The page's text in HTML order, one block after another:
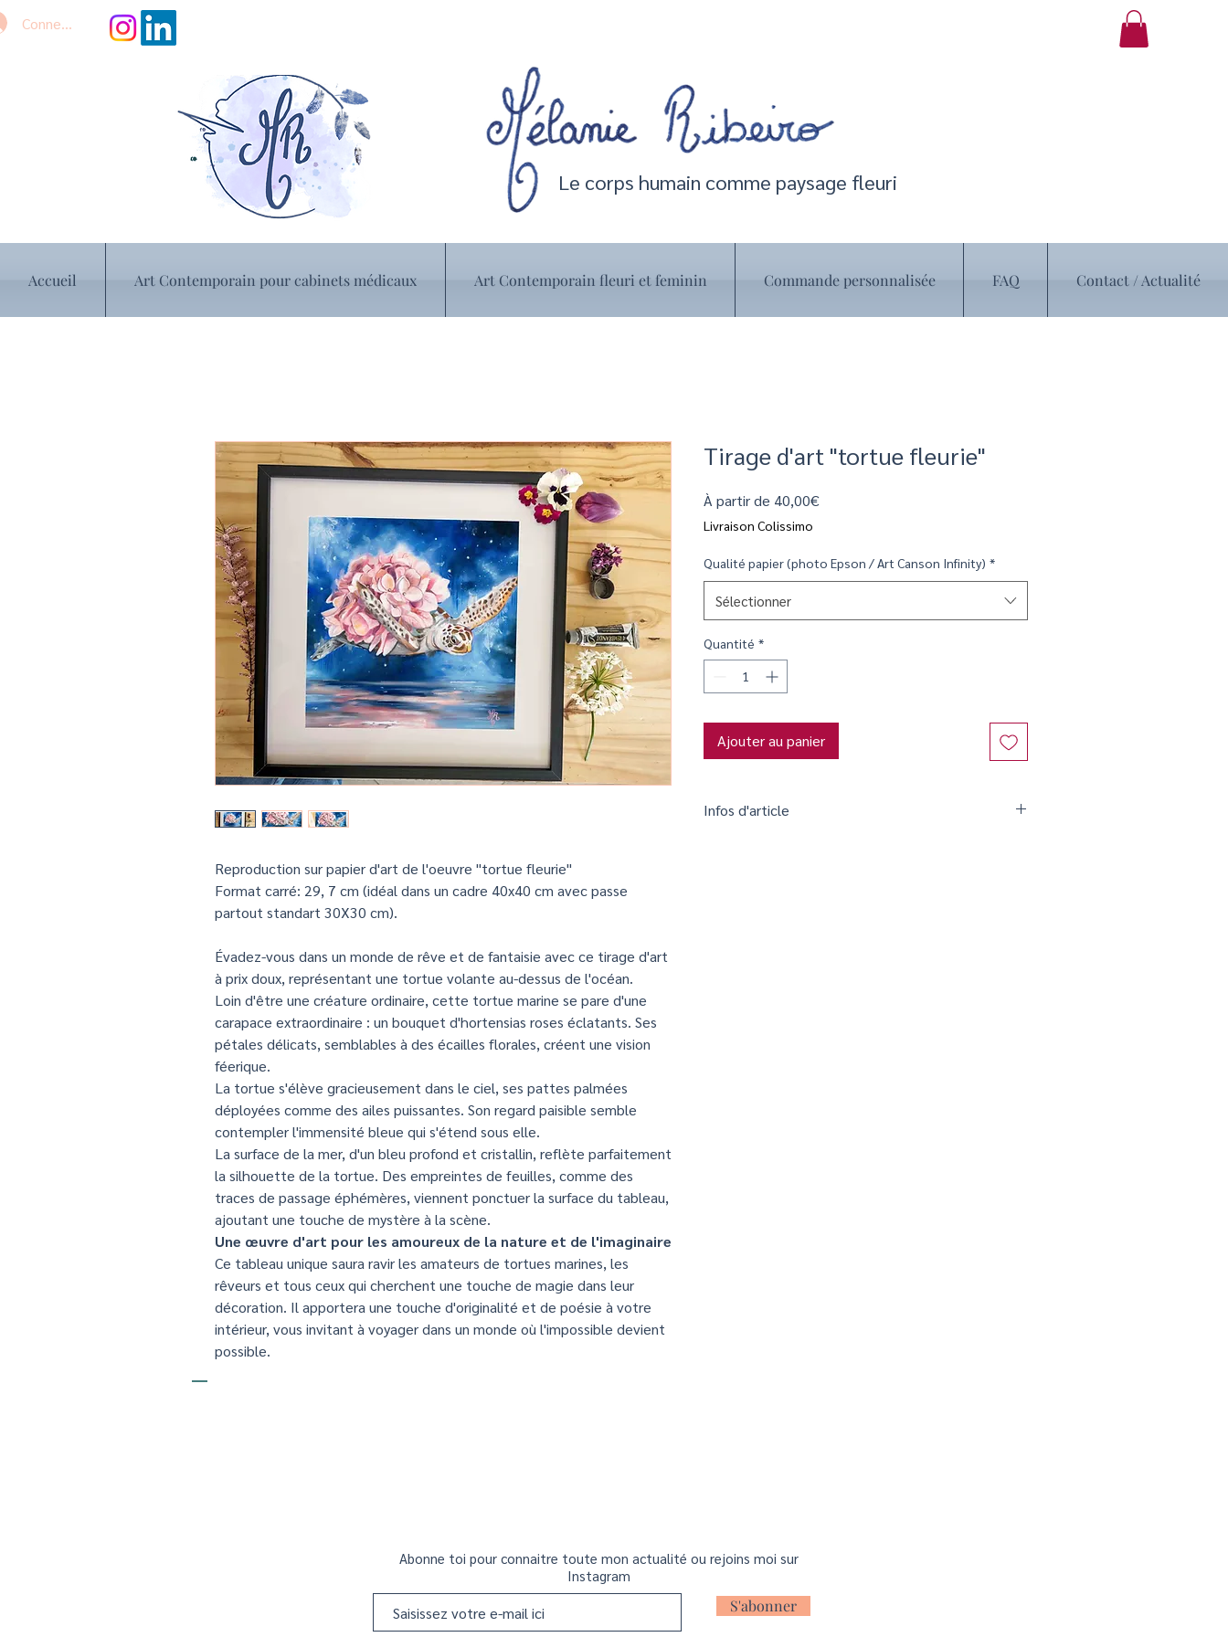
Connexion
Le corps humain comme paysage fleuri
Accueil Art Contemporain pour cabinets médicaux Art Contemporain fleuri et feminin Commande personnalisée FAQ Contact / Actualité
Reproduction sur papier d'art de l'oeuvre "tortue fleurie"
Format carré: 29, 7 cm (idéal dans un cadre 40x40 cm avec passe
partout standart 30X30 cm).
Évadez-vous dans un monde de rêve et de fantaisie avec ce tirage d'art
à prix doux, représentant une tortue volante au-dessus de l'océan.
Loin d'être une créature ordinaire, cette tortue marine se pare d'une
carapace extraordinaire : un bouquet d'hortensias roses éclatants. Ses
pétales délicats, semblables à des écailles florales, créent une vision
féerique.
La tortue s'élève gracieusement dans le ciel, ses pattes palmées
déployées comme des ailes puissantes. Son regard paisible semble
contempler l'immensité bleue qui s'étend sous elle.
La surface de la mer, d'un bleu profond et cristallin, reflète parfaitement
la silhouette de la tortue. Des empreintes de feuilles, comme des
traces de passage éphémères, viennent ponctuer la surface du tableau,
ajoutant une touche de mystère à la scène.
Une œuvre d'art pour les amoureux de la nature et de l'imaginaire
Ce tableau unique saura ravir les amateurs de tortues marines, les
rêveurs et tous ceux qui cherchent une touche de magie dans leur
décoration. Il apportera une touche d'originalité et de poésie à votre
intérieur, vous invitant à voyager dans un monde où l'impossible devient
possible.
Tirage d'art "tortue fleurie"
À partir de 40,00€Prix
Livraison Colissimo
Qualité papier (photo Epson / Art Canson Infinity) *
Sélectionner
Quantité *
Ajouter au panier
Infos d'article
Abonne toi pour connaitre toute mon actualité ou rejoins moi sur
Instagram
S'abonner